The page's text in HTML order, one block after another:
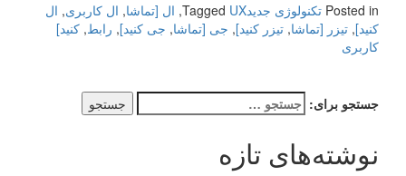
Posted in تکنولوژی جدید Tagged UX
, ال [تماشا, ال کاربری, ال
کنید], تیزر [تماشا, تیزر کنید], جی [تماشا, جی کنید], رابط, کنید]
کاربری
جستجو برای:
نوشته‌های تازه